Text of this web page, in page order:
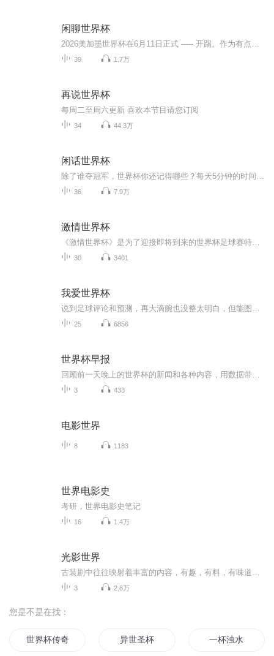
闲聊世界杯
39 1.7万
再说世界杯
每周二至周六更新 喜欢本节目请您订阅
34 44.3万
闲话世界杯
36 7.9万
激情世界杯
30 3401
我爱世界杯
25 6856
世界杯早报
3 433
电影世界
8 1183
世界电影史
考研，世界电影史笔记
16 1.4万
光影世界
3 2.8万
您是不是在找：
世界杯传奇之梦 异世圣杯 一杯浊水